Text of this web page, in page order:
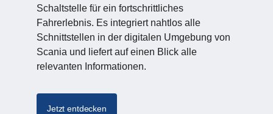
Schaltstelle für ein fortschrittliches
Fahrerlebnis. Es integriert nahtlos alle
Schnittstellen in der digitalen Umgebung von
Scania und liefert auf einen Blick alle
relevanten Informationen.
Jetzt entdecken